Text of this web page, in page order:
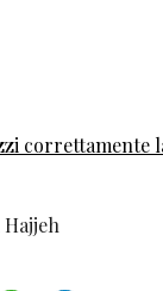
correttamente